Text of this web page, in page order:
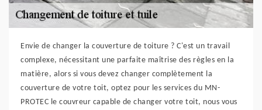
Envie de changer la couverture de toiture ? C'est un travail
complexe, nécessitant une parfaite maîtrise des règles en la
matière, alors si vous devez changer complètement la
couverture de votre toit, optez pour les services du MN-
PROTEC le couvreur capable de changer votre toit, nous vous